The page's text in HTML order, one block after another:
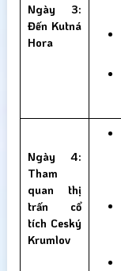
Ngày 3:
Đến Kutná
Hora
Ngày 4:
Tham
quan thị
trấn cổ
tích Ceský
Krumlov